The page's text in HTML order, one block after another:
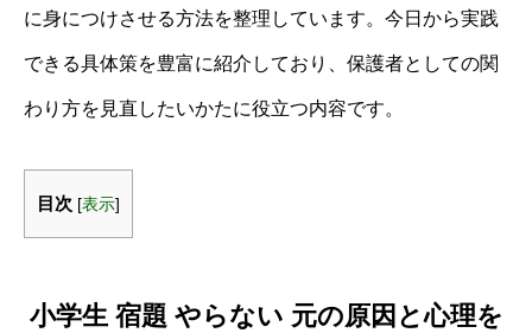
に身につけさせる方法を整理しています。今日から実践
できる具体策を豊富に紹介しており、保護者としての関
わり方を見直したいかたに役立つ内容です。
目次 [表示]
小学生 宿題 やらない 元の原因と心理を